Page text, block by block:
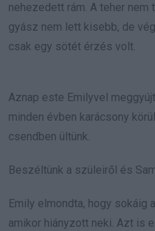
nehezedett rám. A teher nem
gyász nem lett kisebb, de
csak egy sötét érzés volt.
Aznap este Emilyvel
minden évben karácsony
csendben ültünk.
Beszéltünk a szüleiről és
Emily elmondta, hogy sokáig
amikor hiányzott neki. Azt is